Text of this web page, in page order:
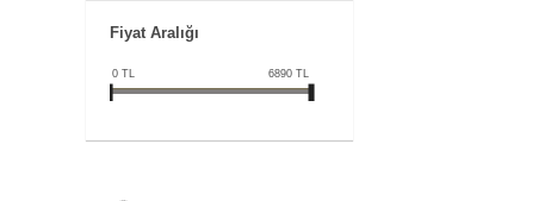
Çapa Dümen Gümüş Kolye
Fiyat Aralığı
0 TL 6890 TL